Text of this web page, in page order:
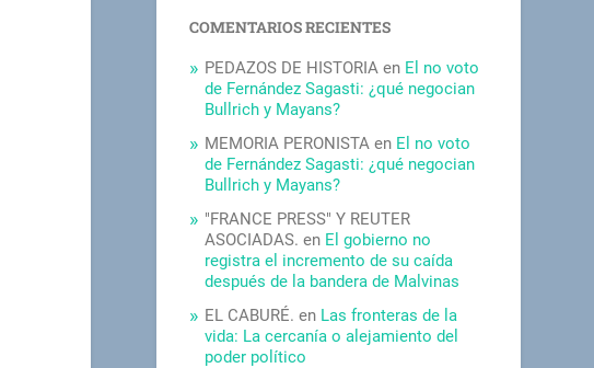
COMENTARIOS RECIENTES
PEDAZOS DE HISTORIA en El no voto
de Fernández Sagasti: ¿qué negocian
Bullrich y Mayans?
MEMORIA PERONISTA en El no voto
de Fernández Sagasti: ¿qué negocian
Bullrich y Mayans?
"FRANCE PRESS" Y REUTER
ASOCIADAS. en El gobierno no
registra el incremento de su caída
después de la bandera de Malvinas
EL CABURÉ. en Las fronteras de la
vida: La cercanía o alejamiento del
poder político